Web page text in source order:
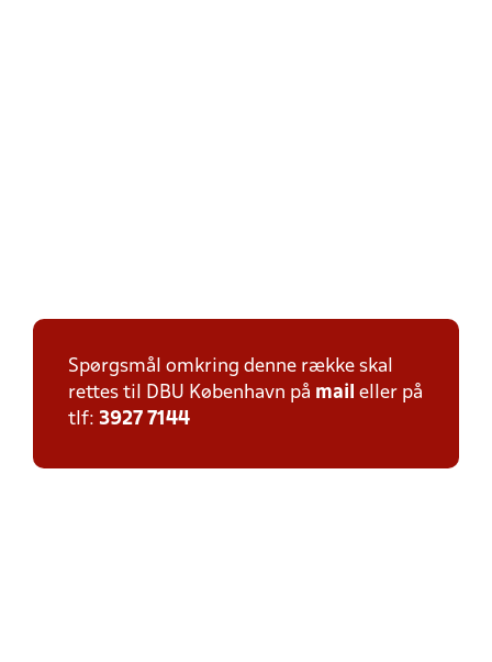
Spørgsmål omkring denne række skal
rettes til DBU København på mail eller på
tlf: 3927 7144